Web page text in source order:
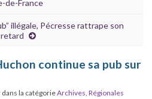
de-France
illégale, Pécresse rattrape son
retard
continue sa pub sur
dans la catégorieArchives Régionales